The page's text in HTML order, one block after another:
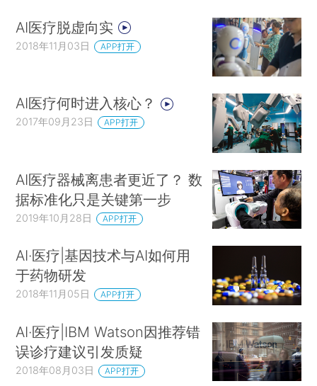
AI医疗脱虚向实
2018年11月03日 APP打开
AI医疗何时进入核心？
2017年09月23日 APP打开
AI医疗器械离患者更近了？ 数
据标准化只是关键第一步
2019年10月28日 APP打开
AI·医疗|基因技术与AI如何用
于药物研发
2018年11月05日 APP打开
AI·医疗|IBM Watson因推荐错
误诊疗建议引发质疑
2018年08月03日 APP打开